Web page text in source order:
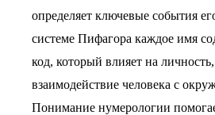
определяет ключевые события
системе Пифагора каждое имя
код, который влияет на
взаимодействие человека с
Понимание нумерологии